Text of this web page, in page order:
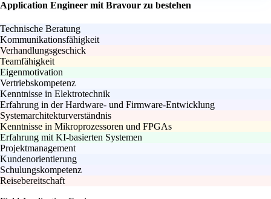
Application Engineer mit Bravour zu bestehen
Technische Beratung
Kommunikationsfähigkeit
Verhandlungsgeschick
Teamfähigkeit
Eigenmotivation
Vertriebskompetenz
Kenntnisse in Elektrotechnik
Erfahrung in der Hardware- und Firmware-Entwicklung
Systemarchitekturverständnis
Kenntnisse in Mikroprozessoren und FPGAs
Erfahrung mit KI-basierten Systemen
Projektmanagement
Kundenorientierung
Schulungskompetenz
Reisebereitschaft